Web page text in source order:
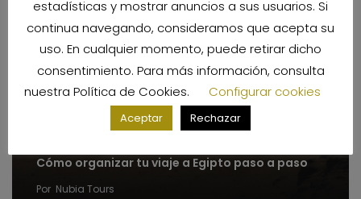
Cómo organizar tu viaje a Egipto paso a paso
Por Nubia Tours
estadísticas y mostrar anuncios a sus usuarios. Si
continua navegando, consideramos que acepta su
uso. En cualquier momento, puede retirar dicho
consentimiento. Para más información, consulta
nuestra Política de Cookies. Configurar cookies
Aceptar Rechazar